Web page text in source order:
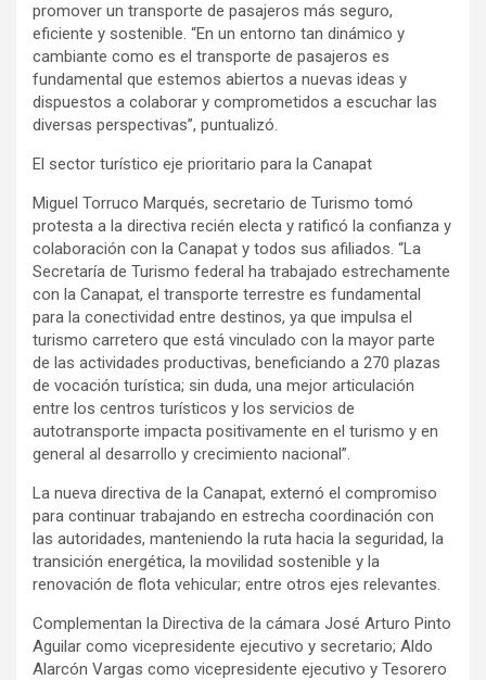
promover un transporte de pasajeros más seguro,
eficiente y sostenible. “En un entorno tan dinámico y
cambiante como es el transporte de pasajeros es
fundamental que estemos abiertos a nuevas ideas y
dispuestos a colaborar y comprometidos a escuchar las
diversas perspectivas”, puntualizó.
El sector turístico eje prioritario para la Canapat
Miguel Torruco Marqués, secretario de Turismo tomó
protesta a la directiva recién electa y ratificó la confianza y
colaboración con la Canapat y todos sus afiliados. “La
Secretaría de Turismo federal ha trabajado estrechamente
con la Canapat, el transporte terrestre es fundamental
para la conectividad entre destinos, ya que impulsa el
turismo carretero que está vinculado con la mayor parte
de las actividades productivas, beneficiando a 270 plazas
de vocación turística; sin duda, una mejor articulación
entre los centros turísticos y los servicios de
autotransporte impacta positivamente en el turismo y en
general al desarrollo y crecimiento nacional”.
La nueva directiva de la Canapat, externó el compromiso
para continuar trabajando en estrecha coordinación con
las autoridades, manteniendo la ruta hacia la seguridad, la
transición energética, la movilidad sostenible y la
renovación de flota vehicular; entre otros ejes relevantes.
Complementan la Directiva de la cámara José Arturo Pinto
Aguilar como vicepresidente ejecutivo y secretario; Aldo
Alarcón Vargas como vicepresidente ejecutivo y Tesorero